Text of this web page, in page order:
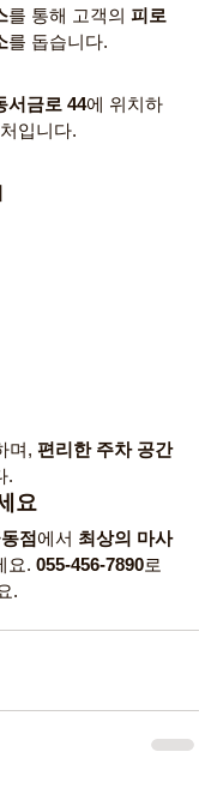
를 통해 고객의 피로
를 돕습니다.
서금로 44에 위치하
입니다.
며, 편리한 주차 공간
.
요
점에서 최상의 마사
요. 055-456-7890로
.